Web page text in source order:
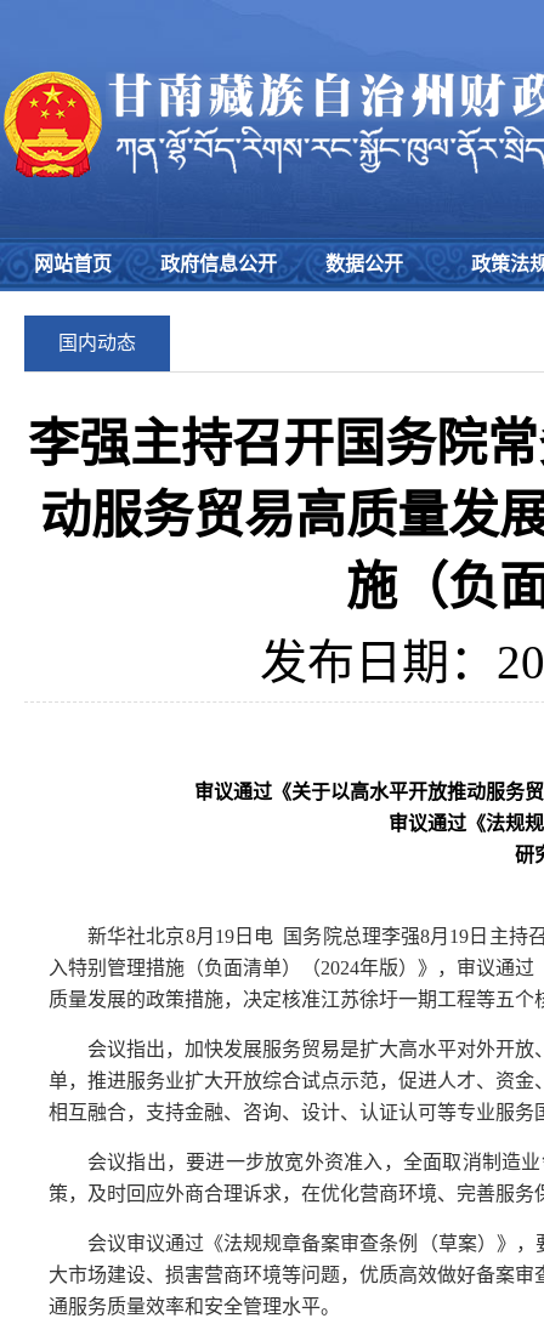
网站首页 政府信息公开 数据公开 政策法
国内动态
李强主持召开国务院
动服务贸易高质量发
施（负
发布日期：
审议通过《关于以高水平开放推动服务
审议通过《法规
研
新华社北京8月19日电 国务院总理李强8月19日主持
入特别管理措施（负面清单）（2024年版）》，审议通
质量发展的政策措施，决定核准江苏徐圩一期工程等五个
会议指出，加快发展服务贸易是扩大高水平对外开
单，推进服务业扩大开放综合试点示范，促进人才、资
相互融合，支持金融、咨询、设计、认证认可等专业服
会议指出，要进一步放宽外资准入，全面取消制造
策，及时回应外商合理诉求，在优化营商环境、完善服
会议审议通过《法规规章备案审查条例（草案）》
大市场建设、损害营商环境等问题，优质高效做好备案
通服务质量效率和安全管理水平。